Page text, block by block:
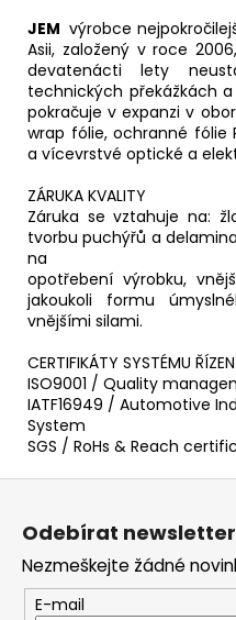
JEM výrobce
Asii, založený v roce
devatenácti lety
technických překážkách
pokračuje v expanzi v
wrap fólie, ochranné fólie
a vícevrstvé optické a
ZÁRUKA KVALITY
Záruka se vztahuje na:
tvorbu puchýřů a
na
opotřebení výrobku,
jakoukoli formu
vnějšími silami.
CERTIFIKÁTY SYSTÉMU
ISO9001 / Quality
IATF16949 / Automotive
System
SGS / RoHs & Reach
Odebírat newsletter
Nezmeškejte žádné
E-mail